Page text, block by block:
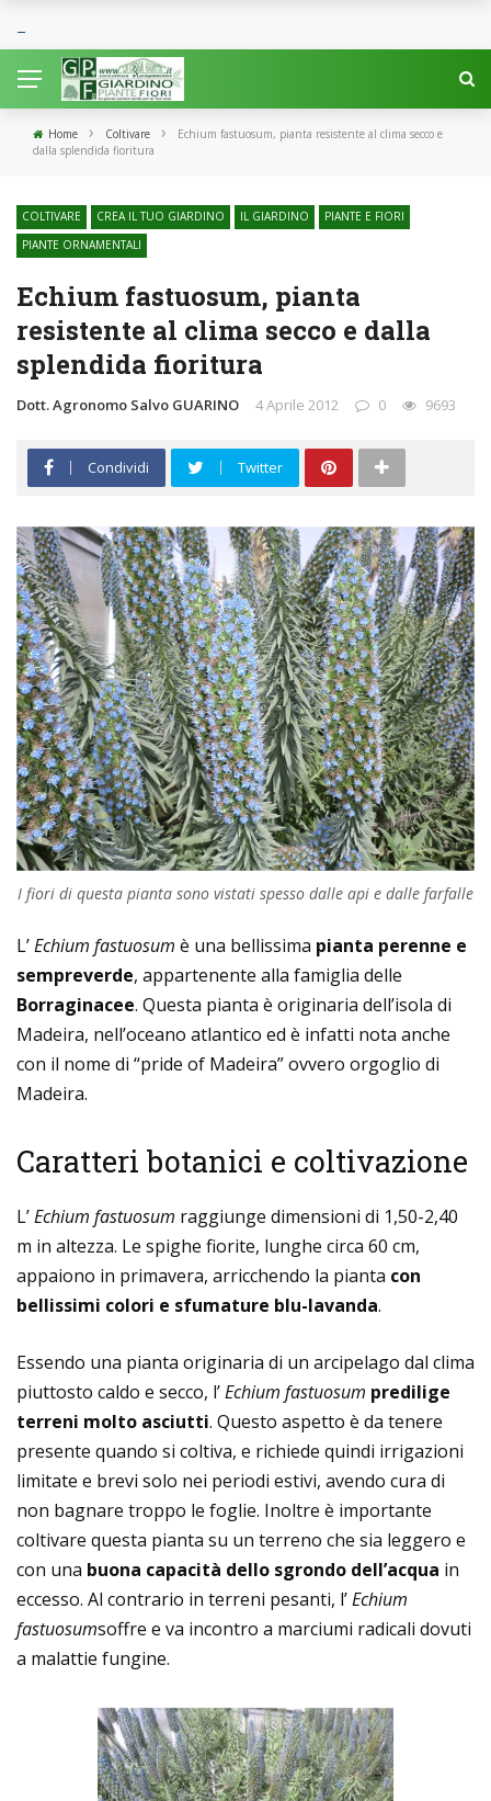
Home › Coltivare ›
Echium fastuosum, pianta resistente al clima secco e
dalla splendida fioritura
COLTIVARE CREA IL TUO GIARDINO IL GIARDINO
PIANTE E FIORI
PIANTE ORNAMENTALI
Echium fastuosum, pianta
resistente al clima secco e dalla
splendida fioritura
Dott. Agronomo Salvo GUARINO 4 Aprile 2012 0 9693
Condividi Twitter
I fiori di questa pianta sono vistati spesso dalle api e dalle farfalle
L’Echium fastuosum è una bellissima pianta perenne e
sempreverde, appartenente alla famiglia delle
Borraginacee. Questa pianta è originaria dell’isola di
Madeira, nell’oceano atlantico ed è infatti nota anche
con il nome di “pride of Madeira” ovvero orgoglio di
Madeira.
Caratteri botanici e coltivazione
L’Echium fastuosum raggiunge dimensioni di 1,50-2,40
m in altezza. Le spighe fiorite, lunghe circa 60 cm,
appaiono in primavera, arricchendo la pianta con
bellissimi colori e sfumature blu-lavanda.
Essendo una pianta originaria di un arcipelago dal clima
piuttosto caldo e secco, l’Echium fastuosum predilige
terreni molto asciutti. Questo aspetto è da tenere
presente quando si coltiva, e richiede quindi irrigazioni
limitate e brevi solo nei periodi estivi, avendo cura di
non bagnare troppo le foglie. Inoltre è importante
coltivare questa pianta su un terreno che sia leggero e
con una buona capacità dello sgrondo dell’acqua in
eccesso. Al contrario in terreni pesanti, l’Echium
fastuosumsoffre e va incontro a marciumi radicali dovuti
a malattie fungine.